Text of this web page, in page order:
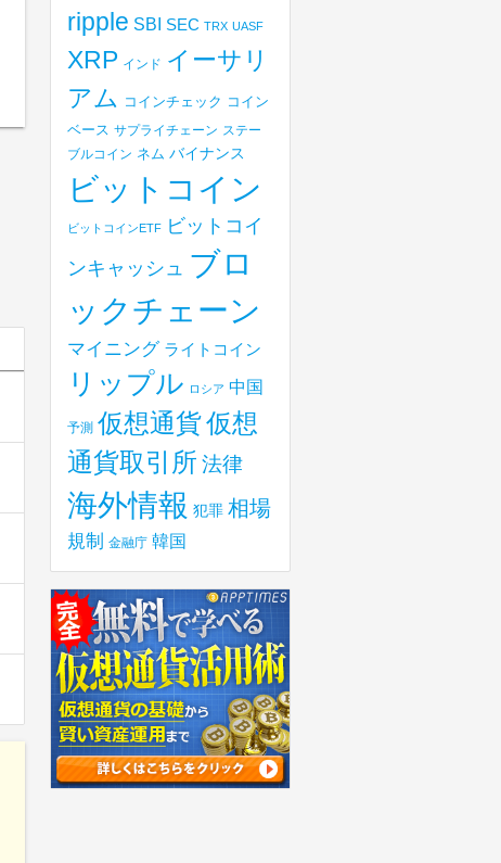
ripple SBI SEC TRX UASF
XRP インド イーサリ
アム コインチェック コイン
ベース サプライチェーン ステー
ブルコイン ネム バイナンス
ビットコイン
ビットコインETF
ビットコイ
ンキャッシュ ブロ
ックチェーン
マイニング ライトコイン
リップル ロシア 中国
予測 仮想通貨仮想
通貨取引所 法律
海外情報 犯罪 相場
規制 金融庁 韓国